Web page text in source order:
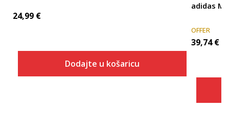
24,99 €
Dodajte u košaricu
adidas
OFFER
39,74 €